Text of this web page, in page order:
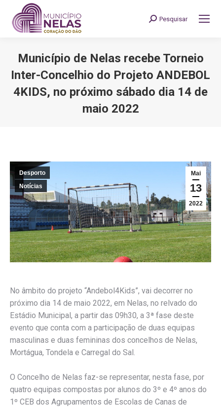
Search:
Pesquisar
Município de Nelas recebe Torneio
Inter-Concelhio do Projeto ANDEBOL
4KIDS, no próximo sábado dia 14 de
maio 2022
Mai
13
2022
Desporto
Notícias
No âmbito do projeto “Andebol4Kids”, vai decorrer no
próximo dia 14 de maio 2022, em Nelas, no relvado do
Estádio Municipal, a partir das 09h30, a 3ª fase deste
evento que conta com a participação de duas equipas
masculinas e duas femininas dos concelhos de Nelas,
Mortágua, Tondela e Carregal do Sal.
O Concelho de Nelas faz-se representar, nesta fase, por
quatro equipas compostas por alunos do 3º e 4º anos do
1º CEB dos Agrupamentos de Escolas de Canas de